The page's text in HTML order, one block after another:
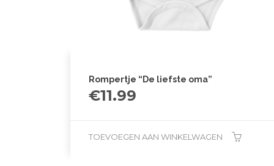
Rompertje “De liefste oma”
€11.99
TOEVOEGEN AAN WINKELWAGEN